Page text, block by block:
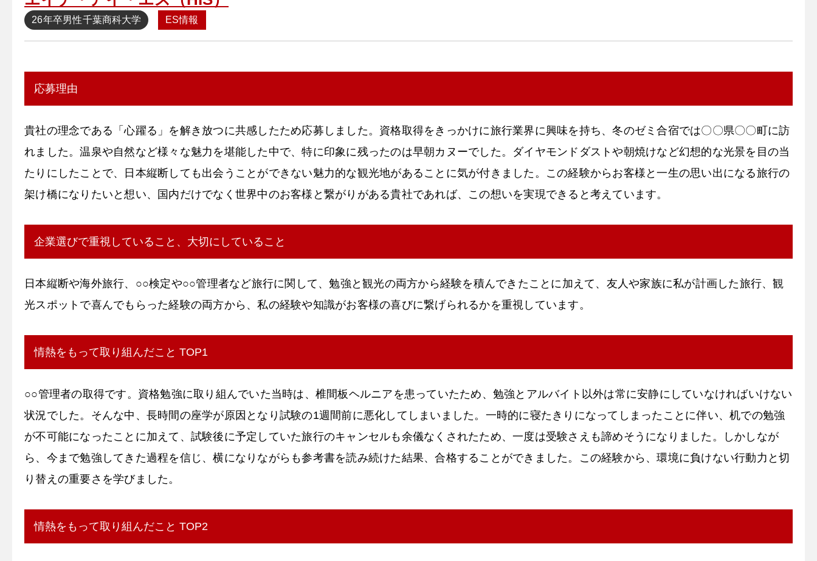
26年卒男性千葉商科大学 ES情報
応募理由
貴社の理念である「心躍る」を解き放つに共感したため応募しました。資格取得をきっかけに旅行業界に興味を持ち、冬のゼミ合宿では〇〇県〇〇町に訪
れました。温泉や自然など様々な魅力を堪能した中で、特に印象に残ったのは早朝カヌーでした。ダイヤモンドダストや朝焼けなど幻想的な光景を目の当
たりにしたことで、日本縦断しても出会うことができない魅力的な観光地があることに気が付きました。この経験からお客様と一生の思い出になる旅行の
架け橋になりたいと想い、国内だけでなく世界中のお客様と繋がりがある貴社であれば、この想いを実現できると考えています。
企業選びで重視していること、大切にしていること
日本縦断や海外旅行、○○検定や○○管理者など旅行に関して、勉強と観光の両方から経験を積んできたことに加えて、友人や家族に私が計画した旅行、観
光スポットで喜んでもらった経験の両方から、私の経験や知識がお客様の喜びに繋げられるかを重視しています。
情熱をもって取り組んだこと TOP1
○○管理者の取得です。資格勉強に取り組んでいた当時は、椎間板ヘルニアを患っていたため、勉強とアルバイト以外は常に安静にしていなければいけない
状況でした。そんな中、長時間の座学が原因となり試験の1週間前に悪化してしまいました。一時的に寝たきりになってしまったことに伴い、机での勉強
が不可能になったことに加えて、試験後に予定していた旅行のキャンセルも余儀なくされたため、一度は受験さえも諦めそうになりました。しかしなが
ら、今まで勉強してきた過程を信じ、横になりながらも参考書を読み続けた結果、合格することができました。この経験から、環境に負けない行動力と切
り替えの重要さを学びました。
情熱をもって取り組んだこと TOP2